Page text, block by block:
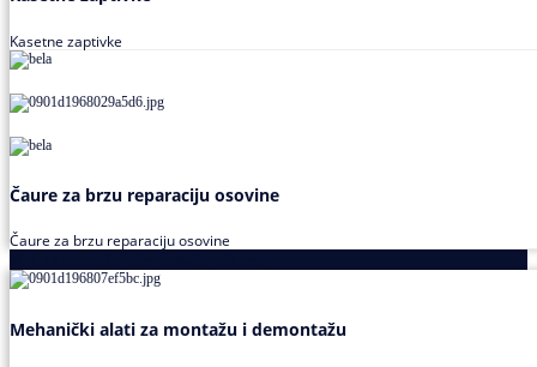
Kasetne zaptivke
Čaure za brzu reparaciju osovine
Čaure za brzu reparaciju osovine
Mehanički alati za montažu i demontažu